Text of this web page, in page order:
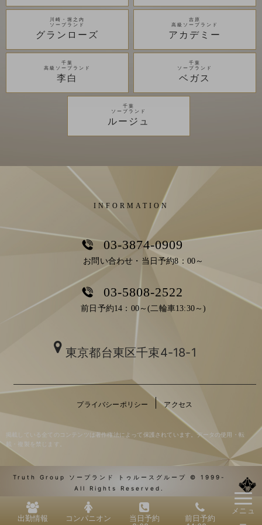
川崎・堀之内
ソープランド
グランローズ
吉原
高級ソープランド
アカデミー
千葉
高級ソープランド
李白
千葉
ソープランド
ベガス
千葉
ソープランド
ルージュ
INFORMATION
03-3874-0909
お問い合わせ・当日予約8：00～
03-5808-2522
前日予約14：00～(二輪車13:30～)
東京都台東区千束4-18-1
プライバシーポリシー アクセス
掲載している全てのコンテンツは著作権法によって保護されています。データの使用・転
載・複製を禁じます。
Truth Group ソープランド トゥルースグループ © 1999-
All Rights Reserved.
メニュ
出勤情報 コンパニオン
当日予約
前日予約